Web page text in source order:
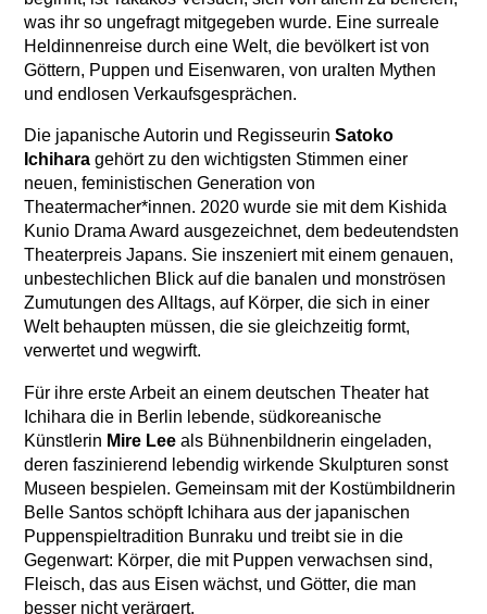
was ihr so ungefragt mitgegeben wurde. Eine surreale
Heldinnenreise durch eine Welt, die bevölkert ist von
Göttern, Puppen und Eisenwaren, von uralten Mythen
und endlosen Verkaufsgesprächen.
Die japanische Autorin und Regisseurin Satoko
Ichiharagehört zu den wichtigsten Stimmen einer
neuen, feministischen Generation von
Theatermacher*innen. 2020 wurde sie mit dem Kishida
Kunio Drama Award ausgezeichnet, dem bedeutendsten
Theaterpreis Japans. Sie inszeniert mit einem genauen,
unbestechlichen Blick auf die banalen und monströsen
Zumutungen des Alltags, auf Körper, die sich in einer
Welt behaupten müssen, die sie gleichzeitig formt,
verwertet und wegwirft.
Für ihre erste Arbeit an einem deutschen Theater hat
Ichihara die in Berlin lebende, südkoreanische
Künstlerin Mire Leeals Bühnenbildnerin eingeladen,
deren faszinierend lebendig wirkende Skulpturen sonst
Museen bespielen. Gemeinsam mit der Kostümbildnerin
Belle Santos schöpft Ichihara aus der japanischen
Puppenspieltradition Bunraku und treibt sie in die
Gegenwart: Körper, die mit Puppen verwachsen sind,
Fleisch, das aus Eisen wächst, und Götter, die man
besser nicht verärgert.